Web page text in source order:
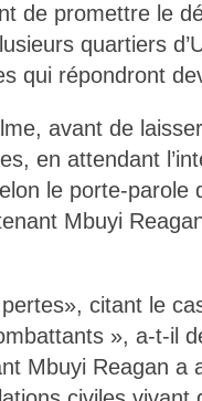
de promettre le
quartiers
qui répondront
avant de
en attendant
le porte-parole
Mbuyi
citant le
», a-t-il
Mbuyi Reagan a